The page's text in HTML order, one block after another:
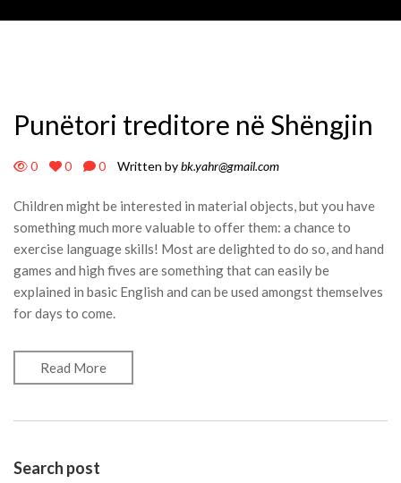
Punëtori treditore në Shëngjin
0 0 0 Written bybk.yahr@gmail.com
Children might be interested in material objects, but you have
something much more valuable to offer them: a chance to
exercise language skills! Most are delighted to do so, and hand
games and high fives are something that can easily be
explained in basic English and can be used amongst themselves
for days to come.
Read More
Search post